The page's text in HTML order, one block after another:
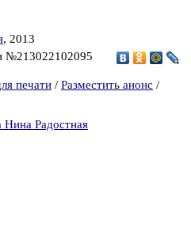
, 2013
№213022102095
печати / Разместить анонс /
Нина Радостная